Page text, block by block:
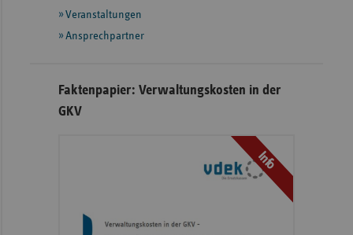
Veranstaltungen
Ansprechpartner
Faktenpapier: Verwaltungskosten in der
GKV
Info